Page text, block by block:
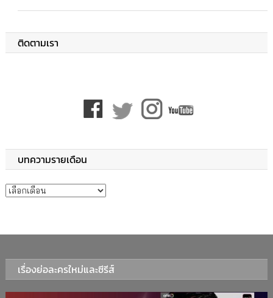
ติดตามเรา
บทความรายเดือน
บทความรายเดือน
เรื่องย่อละครใหม่และซีรีส์